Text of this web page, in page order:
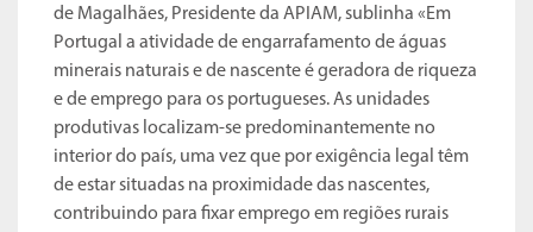
de Magalhães, Presidente da APIAM, sublinha «Em
Portugal a atividade de engarrafamento de águas
minerais naturais e de nascente é geradora de riqueza
e de emprego para os portugueses. As unidades
produtivas localizam-se predominantemente no
interior do país, uma vez que por exigência legal têm
de estar situadas na proximidade das nascentes,
contribuindo para fixar emprego em regiões rurais